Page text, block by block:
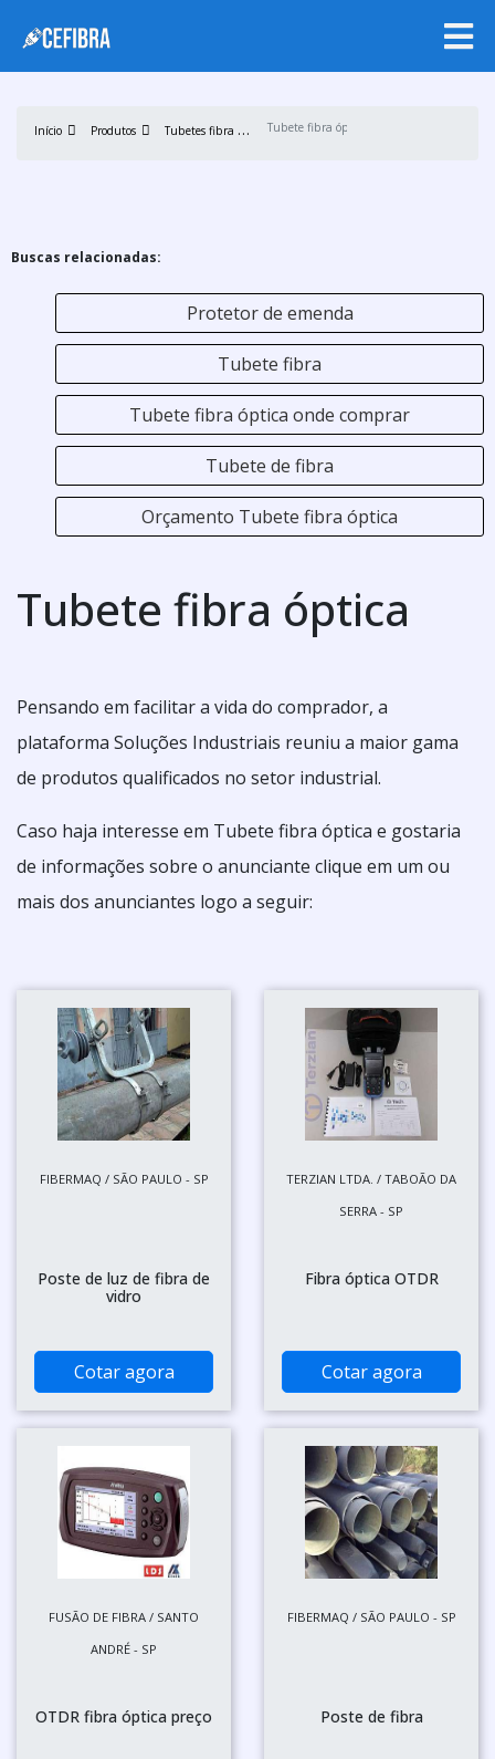
Início Produtos T
ubetes fibra óptica Tubete fibra óptica
Buscas relacionadas:
Protetor de emenda
Tubete fibra
Tubete fibra óptica onde comprar
Tubete de fibra
Orçamento Tubete fibra óptica
Tubete fibra óptica
Pensando em facilitar a vida do comprador, a
plataforma Soluções Industriais reuniu a maior gama
de produtos qualificados no setor industrial.
Caso haja interesse em Tubete fibra óptica e gostaria
de informações sobre o anunciante clique em um ou
mais dos anunciantes logo a seguir:
FIBERMAQ / SÃO PAULO - SP
Poste de luz de fibra de
vidro
Cotar agora
TERZIAN LTDA. / TABOÃO DA
SERRA - SP
Fibra óptica OTDR
Cotar agora
FUSÃO DE FIBRA / SANTO
ANDRÉ - SP
OTDR fibra óptica preço
FIBERMAQ / SÃO PAULO - SP
Poste de fibra